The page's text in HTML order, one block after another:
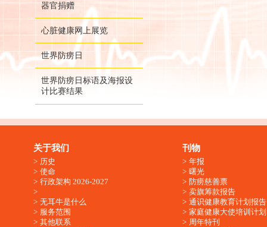
器官捐赠
心脏健康网上展览
世界防痨日
世界防痨日标语及海报设
计比赛结果
关于我们
历史
使命
行政架构 2026-2027
无耳牛是什么
服务范围
其他联系
刊物
年报
曙光
防痨慈善票
卖旗筹款报告
通识健康教育计划报告
家庭健康大使培训计划
周年特刊